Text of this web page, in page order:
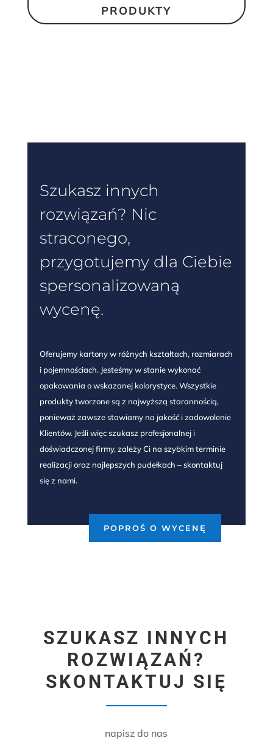
PRODUKTY
Szukasz innych
rozwiązań? Nic
straconego,
przygotujemy dla Ciebie
spersonalizowaną
wycenę.
Oferujemy kartony w różnych kształtach, rozmiarach
i pojemnościach. Jesteśmy w stanie wykonać
opakowania o wskazanej kolorystyce. Wszystkie
produkty tworzone są z najwyższą starannością,
ponieważ zawsze stawiamy na jakość i zadowolenie
Klientów. Jeśli więc szukasz profesjonalnej i
doświadczonej firmy, zależy Ci na szybkim terminie
realizacji oraz najlepszych pudełkach – skontaktuj
się z nami.
POPROŚ O WYCENĘ
SZUKASZ INNYCH
ROZWIĄZAŃ?
SKONTAKTUJ SIĘ
napisz do nas